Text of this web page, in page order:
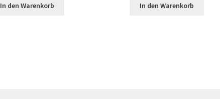
In den Warenkorb In den Warenkorb